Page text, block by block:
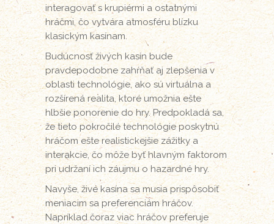
interagovať s krupiérmi a ostatnými
hráčmi, čo vytvára atmosféru blízku
klasickým kasínam.
Budúcnosť živých kasín bude
pravdepodobne zahŕňať aj zlepšenia v
oblasti technológie, ako sú virtuálna a
rozšírená realita, ktoré umožnia ešte
hlbšie ponorenie do hry. Predpokladá sa,
že tieto pokročilé technológie poskytnú
hráčom ešte realistickejšie zážitky a
interakcie, čo môže byť hlavným faktorom
pri udržaní ich záujmu o hazardné hry.
Navyše, živé kasína sa musia prispôsobiť
meniacim sa preferenciám hráčov.
Napríklad čoraz viac hráčov preferuje